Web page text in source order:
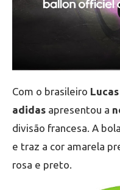
Com o brasileiro Lucas
adidas apresentou a
divisão francesa. A
e traz a cor amarela
rosa e preto.